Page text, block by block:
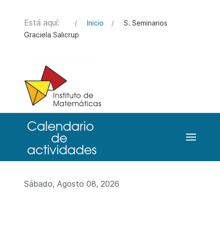
Está aquí: Inicio
S. Seminarios
Graciela Salicrup
Sábado, Agosto 08, 2026